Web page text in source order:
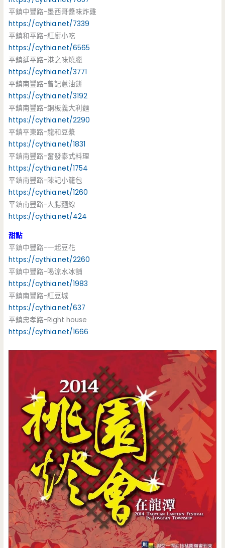
平鎮中豐路-墨西哥醬味炸雞
https://cythia.net/7339
平鎮和平路-紅廚小吃
https://cythia.net/6565
平鎮延平路-港之味燒臘
https://cythia.net/3771
平鎮南豐路-曾記蔥油餅
https://cythia.net/3192
平鎮南豐路-銅板義大利麵
https://cythia.net/2290
平鎮平東路-龍和豆漿
https://cythia.net/1831
平鎮南豐路-奮發泰式料理
https://cythia.net/1754
平鎮南豐路-陳記小籠包
https://cythia.net/1260
平鎮南豐路-大腸麵線
https://cythia.net/424
甜點
平鎮中豐路-一起豆花
https://cythia.net/2260
平鎮中豐路-喝涼水冰舖
https://cythia.net/1983
平鎮南豐路-紅豆城
https://cythia.net/637
平鎮忠孝路-Right house
https://cythia.net/1666